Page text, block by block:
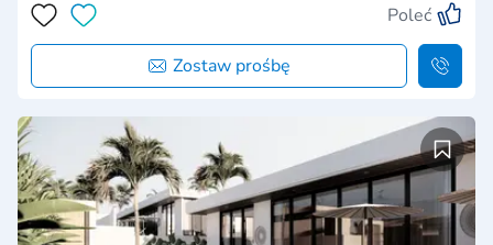
Poleć
Zostaw prośbę